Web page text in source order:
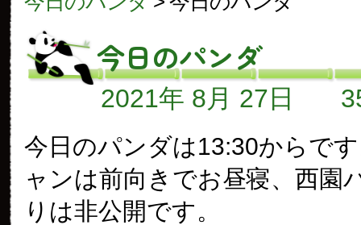
今日のパンダ
2021年 8月 27日
今日のパンダは13:30からで
ャンは前向きでお昼寝、西園
りは非公開です。